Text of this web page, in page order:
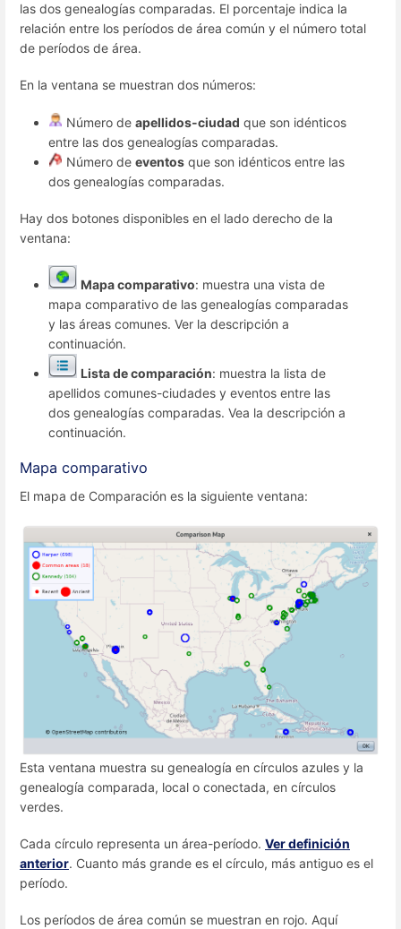
las dos genealogías comparadas. El porcentaje indica la
relación entre los períodos de área común y el número total
de períodos de área.
En la ventana se muestran dos números:
Número de apellidos-ciudad que son idénticos
entre las dos genealogías comparadas.
Número de eventos que son idénticos entre las
dos genealogías comparadas.
Hay dos botones disponibles en el lado derecho de la
ventana:
Mapa comparativo: muestra una vista de
mapa comparativo de las genealogías comparadas
y las áreas comunes. Ver la descripción a
continuación.
Lista de comparación: muestra la lista de
apellidos comunes-ciudades y eventos entre las
dos genealogías comparadas. Vea la descripción a
continuación.
Mapa comparativo
El mapa de Comparación es la siguiente ventana:
Esta ventana muestra su genealogía en círculos azules y la
genealogía comparada, local o conectada, en círculos
verdes.
Cada círculo representa un área-período. Ver definición
anterior. Cuanto más grande es el círculo, más antiguo es el
período.
Los períodos de área común se muestran en rojo. Aquí